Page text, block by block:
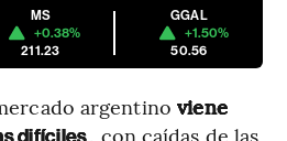
MS
+0.38%
211.23
GGAL
+1.50%
50.56
argentino viene
, con caídas de las